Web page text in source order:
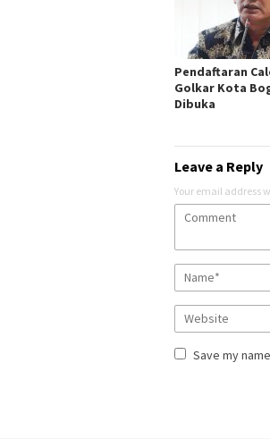
Pendaftaran
Golkar Kota
Dibuka
Leave a Reply
Your email address
Save my